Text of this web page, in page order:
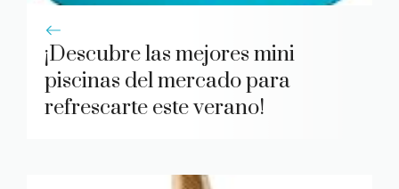
¡Descubre las mejores mini
piscinas del mercado para
refrescarte este verano!